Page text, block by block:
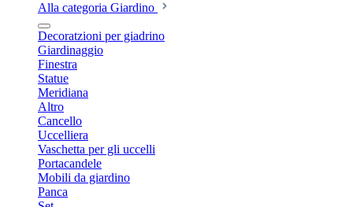
Alla categoria Giardino
Decoratzioni per giadrino
Giardinaggio
Finestra
Statue
Meridiana
Altro
Cancello
Uccelliera
Vaschetta per gli uccelli
Portacandele
Mobili da giardino
Panca